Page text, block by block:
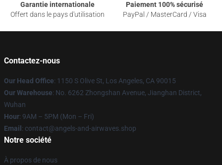
Garantie internationale
Offert dans le pays d'utilisation
Paiement 100% sécurisé
PayPal / MasterCard / Visa
Contactez-nous
Our Head Office: 1150 S Olive St, Los Angeles, CA 90015
Our Warehouse: No. 6262 Zhongshan Avenue, Jianghan District,
Wuhan
Hour: 9AM – 5PM (Mon – Fri)
Email : contact@angels-and-airwaves.shop
Notre société
À propos de nous